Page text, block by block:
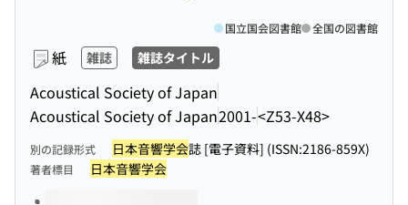
紙 雑誌 雑誌タイトル
Acoustical Society of Japan
Acoustical Society of Japan2001-<Z53-X48>
国立国会図書館 全国の図書館
別の記録形式 日本音響学会誌 [電子資料] (ISSN:2186-859X)
著者標目 日本音響学会
このタイトルの巻号